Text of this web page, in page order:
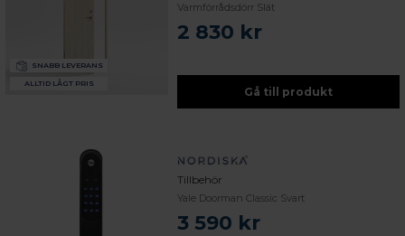
SNABB LEVERANS
ALLTID LÅGT PRIS
Varmförrådsdörr Slät
2 830 kr
Gå till produkt
Tillbehör
Yale Doorman Classic Svart
3 590 kr